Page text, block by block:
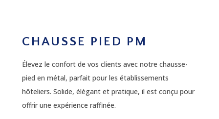
CHAUSSE PIED PM
Élevez le confort de vos clients avec notre chausse-
pied en métal, parfait pour les établissements
hôteliers. Solide, élégant et pratique, il est conçu pour
offrir une expérience raffinée.